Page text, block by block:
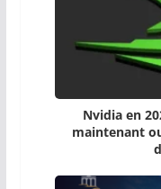
Nvidia en
maintenant